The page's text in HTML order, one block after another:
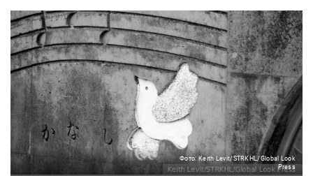
Фото: Keith Levit/STRKHL/Global Look
Press